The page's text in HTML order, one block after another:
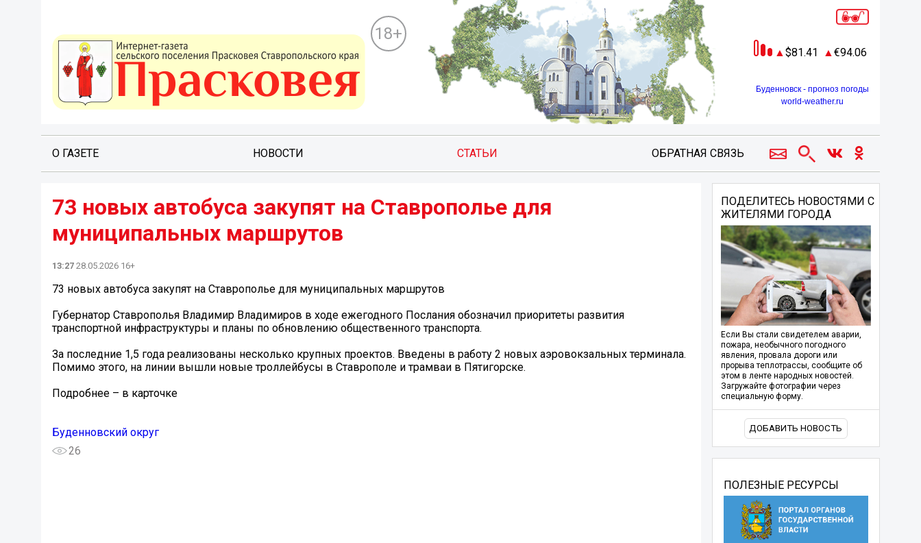
18+
81.41 94.06
Буденновск - прогноз погоды
world-weather.ru
О ГАЗЕТЕ НОВОСТИ СТАТЬИ ОБРАТНАЯ СВЯЗЬ
73 новых автобуса закупят на Ставрополье для
муниципальных маршрутов
13:27 28.05.2026 16+
73 новых автобуса закупят на Ставрополье для муниципальных маршрутов
Губернатор Ставрополья Владимир Владимиров в ходе ежегодного Послания обозначил приоритеты развития
транспортной инфраструктуры и планы по обновлению общественного транспорта.
За последние 1,5 года реализованы несколько крупных проектов. Введены в работу 2 новых аэровокзальных терминала.
Помимо этого, на линии вышли новые троллейбусы в Ставрополе и трамваи в Пятигорске.
Подробнее – в карточке
Буденновский округ
26
ПОДЕЛИТЕСЬ НОВОСТЯМИ С
ЖИТЕЛЯМИ ГОРОДА
Если Вы стали свидетелем аварии,
пожара, необычного погодного
явления, провала дороги или
прорыва теплотрассы, сообщите об
этом в ленте народных новостей.
Загружайте фотографии через
специальную форму.
ДОБАВИТЬ НОВОСТЬ
ПОЛЕЗНЫЕ РЕСУРСЫ